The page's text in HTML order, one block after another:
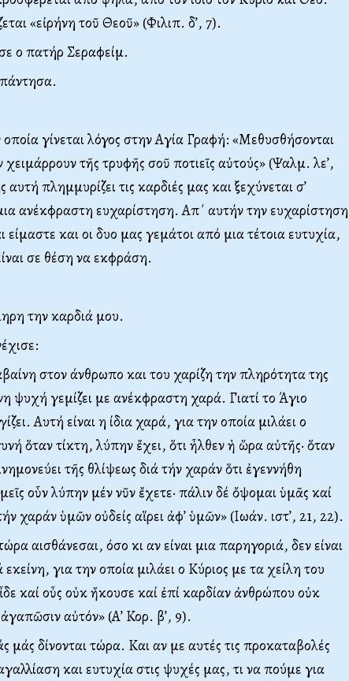
«εἰρήνη τοῦ Θεοῦ» (Φιλιπ. δ’, 7).
ο πατήρ Σεραφείμ.
γίνεται λόγος στην Αγία Γραφή: «Μεθυσθήσονται
τῆς τρυφῆς σοῦ ποτιεῖς αὐτούς» (Ψαλμ. λε’,
πλημμυρίζει τις καρδιές μας και ξεχύνεται σ’
ανέκφραστη ευχαρίστηση. Απ΄ αυτήν την ευχαρίστηση
και οι δυο μας γεμάτοι από μια τέτοια ευτυχία,
σε θέση να εκφράση.
την καρδιά μου.
στον άνθρωπο και του χαρίζη την πληρότητα της
ψυχή γεμίζει με ανέκφραστη χαρά. Γιατί το Άγιο
Αυτή είναι η ίδια χαρά, για την οποία μιλάει ο
ὅταν τίκτη, λύπην ἔχει, ὅτι ἦλθεν ἡ ὥρα αὐτῆς· ὅταν
τῆς θλίψεως διά τήν χαράν ὅτι ἐγεννήθη
οὗν λύπην μέν νῦν ἔχετε· πάλιν δέ ὄψομαι ὑμᾶς καί
χαράν ὑμῶν οὐδείς αἵρει ἀφ’ ὑμῶν» (Ιωάν. ιστ’, 21, 22).
αισθάνεσαι, όσο κι αν είναι μια παρηγοριά, δεν είναι
για την οποία μιλάει ο Κύριος με τα χείλη του
καί οὖς οὐκ ἤκουσε καί ἐπί καρδίαν ἀνθρώπου οὐκ
αὐτόν» (Α’ Κορ. β’, 9).
μάς δίνονται τώρα. Και αν με αυτές τις προκαταβολές
και ευτυχία στις ψυχές μας, τι να πούμε για